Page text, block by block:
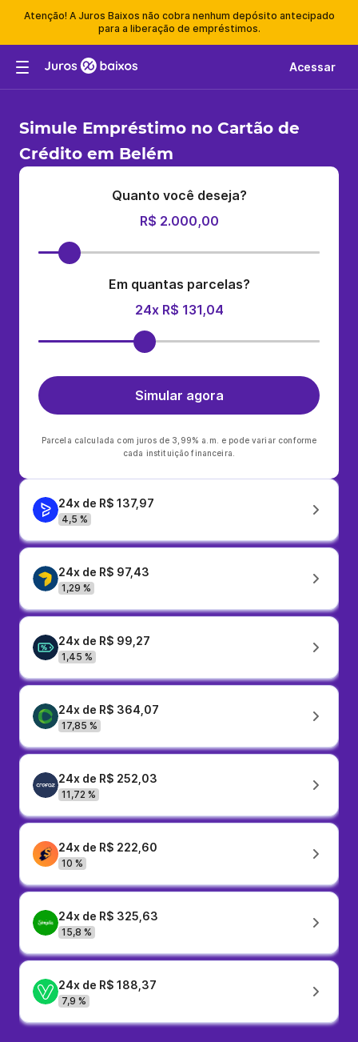
Atenção! A Juros Baixos não cobra nenhum depósito antecipado
para a liberação de empréstimos.
Acessar
Simule Empréstimo no Cartão de
Crédito em Belém
Quanto você deseja?
R$ 2.000,00
Em quantas parcelas?
24x R$ 131,04
Simular agora
Parcela calculada com juros de 3,99% a.m. e pode variar conforme
cada instituição financeira.
24x de R$ 137,97
4,5 %
24x de R$ 97,43
1,29 %
24x de R$ 99,27
1,45 %
24x de R$ 364,07
17,85 %
24x de R$ 252,03
11,72 %
24x de R$ 222,60
10 %
24x de R$ 325,63
15,8 %
24x de R$ 188,37
7,9 %